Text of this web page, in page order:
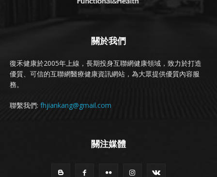
關於我們
復禾健康於2005年上線，長期投身互聯網健康領域，致力於打造
優質、可信的互聯網醫療健康資訊網站，為大眾提供優質內容服
務。
聯繫我們: fhjiankang@gmail.com
關注媒體